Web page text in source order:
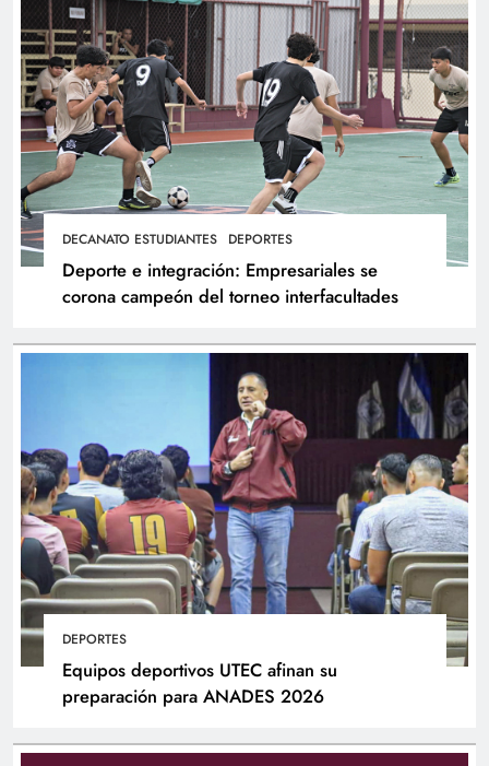
UTEC impulsa intercambio académico con la
Universidad Tecnológica de Tallin, Estonia
UTEC reflexiona sobre el futuro de la lectura en
la era de la inteligencia artificial
se prepara ante posibles emergencias
DECANATO ESTUDIANTES DEPORTES
Deporte e integración: Empresariales se
corona campeón del torneo interfacultades
DEPORTES
Equipos deportivos UTEC afinan su
preparación para ANADES 2026